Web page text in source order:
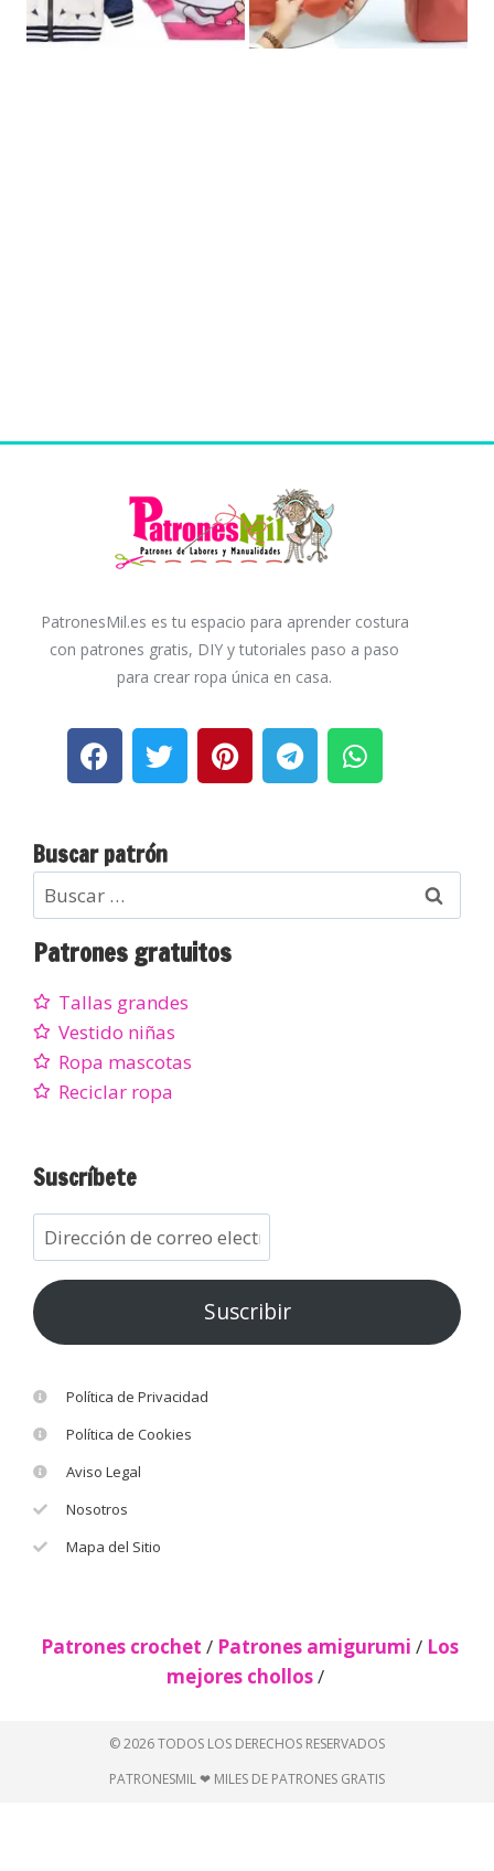
PatronesMil.es es tu espacio para aprender costura
con patrones gratis, DIY y tutoriales paso a paso
para crear ropa única en casa.
Buscar patrón
Patrones gratuitos
Tallas grandes
Vestido niñas
Ropa mascotas
Reciclar ropa
Suscríbete
Suscribir
Política de Privacidad
Política de Cookies
Aviso Legal
Nosotros
Mapa del Sitio
Patrones crochet / Patrones amigurumi / Los
mejores chollos/
© 2026 TODOS LOS DERECHOS RESERVADOS
PATRONESMIL ❤ MILES DE PATRONES GRATIS